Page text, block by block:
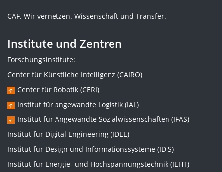
CAF. Wir vernetzen. Wissenschaft und Transfer.
Institute und Zentren
Forschungsinstitute:
Center für Künstliche Intelligenz (CAIRO)
Center für Robotik (CERI)
Institut für angewandte Logistik (IAL)
Institut für Angewandte Sozialwissenschaften (IFAS)
Institut für Digital Engineering (IDEE)
Institut für Design und Informationssysteme (IDIS)
Institut für Energie- und Hochspannungstechnik (IEHT)